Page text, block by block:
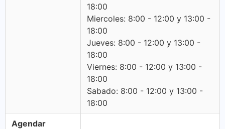
18:00
Miercoles: 8:00 - 12:00 y 13:00 -
18:00
Jueves: 8:00 - 12:00 y 13:00 -
18:00
Viernes: 8:00 - 12:00 y 13:00 -
18:00
Sabado: 8:00 - 12:00 y 13:00 -
18:00
Agendar